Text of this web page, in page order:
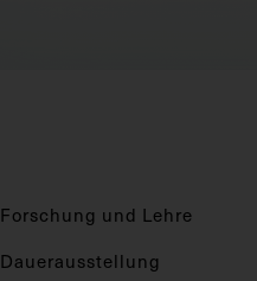
Forschung und Lehre
Dauerausstellung